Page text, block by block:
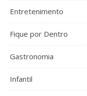
Entretenimento
Fique por Dentro
Gastronomia
Infantil